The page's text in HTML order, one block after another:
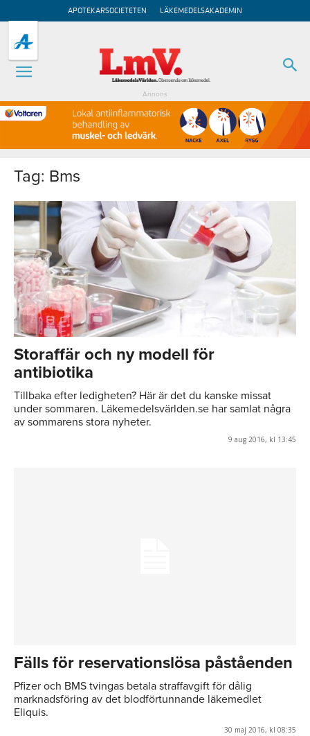
APOTEKARSOCIETETEN LÄKEMEDELSAKADEMIN
Annons
Tag: Bms
Storaffär och ny modell för
antibiotika
Tillbaka efter ledigheten? Här är det du kanske missat
under sommaren. Läkemedelsvärlden.se har samlat några
av sommarens stora nyheter.
9 aug 2016, kl 13:45
Fälls för reservationslösa påståenden
Pfizer och BMS tvingas betala straffavgift för dålig
marknadsföring av det blodförtunnande läkemedlet
Eliquis.
30 maj 2016, kl 08:35